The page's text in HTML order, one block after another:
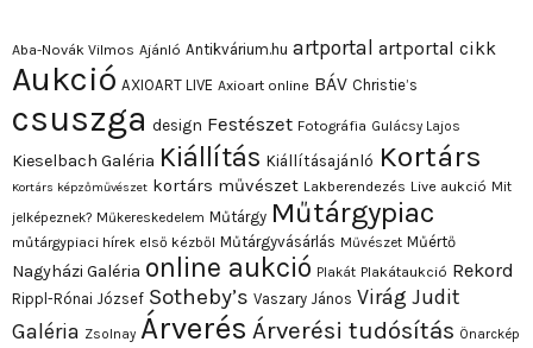
Aba-Novák Vilmos Ajánló Antikvárium.hu artportal artportal cikk
Aukció AXIOART LIVE Axioart online BÁV Christie’s
csuszga design Festészet Fotográfia Gulácsy Lajos
Kieselbach Galéria Kiállítás Kiállításajánló Kortárs
Kortárs képzőművészet kortárs művészet Lakberendezés Live aukció Mit
jelképeznek? Műkereskedelem Műtárgy Műtárgypiac
műtárgypiaci hírek első kézből Műtárgyvásárlás Művészet Műértő
Nagyházi Galéria online aukció Plakát Plakátaukció Rekord
Rippl-Rónai József Sotheby’s Vaszary János Virág Judit
Galéria Zsolnay Árverés Árverési tudósítás Önarckép